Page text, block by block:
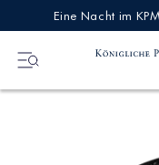
Eine Nacht im